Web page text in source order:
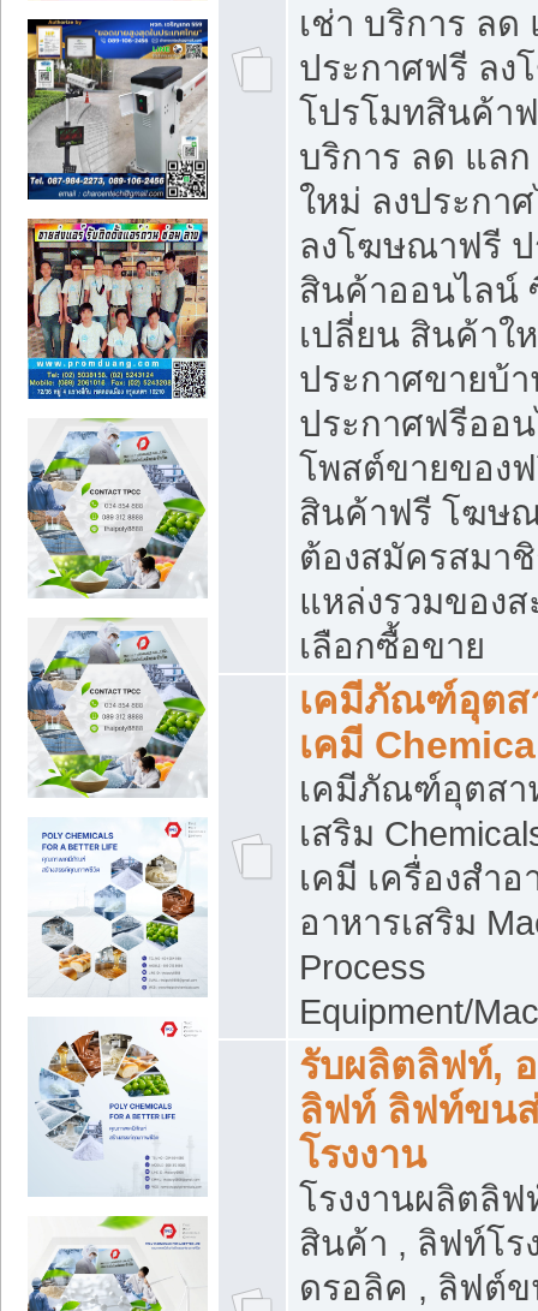
เช่า บริการ ลด
ประกาศฟรี ล
โปรโมทสินค้า
บริการ ลด แล
ใหม่ ลงประกา
ลงโฆษณาฟรี
สินค้าออนไลน์
เปลี่ยน สินค้าใ
ประกาศขายบ้
ประกาศฟรีออ
โพสต์ขายของ
สินค้าฟรี โฆษ
ต้องสมัครสมา
แหล่งรวมของ
เลือกซื้อขาย
เคมีภัณฑ์อุตส
เคมี
เคมีภัณฑ์อุตสา
เสริม
เคมี เครื่องสำ
อาหารเสริม
Process
Equipment/
รับผลิตลิฟท์,
ลิฟท์ ลิฟท์ขน
โรงงาน
โรงงานผลิตลิ
สินค้า , ลิฟท์โร
ดรอลิค , ลิฟต์